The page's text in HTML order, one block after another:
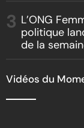
L’ONG
politique
de la
Vidéos du